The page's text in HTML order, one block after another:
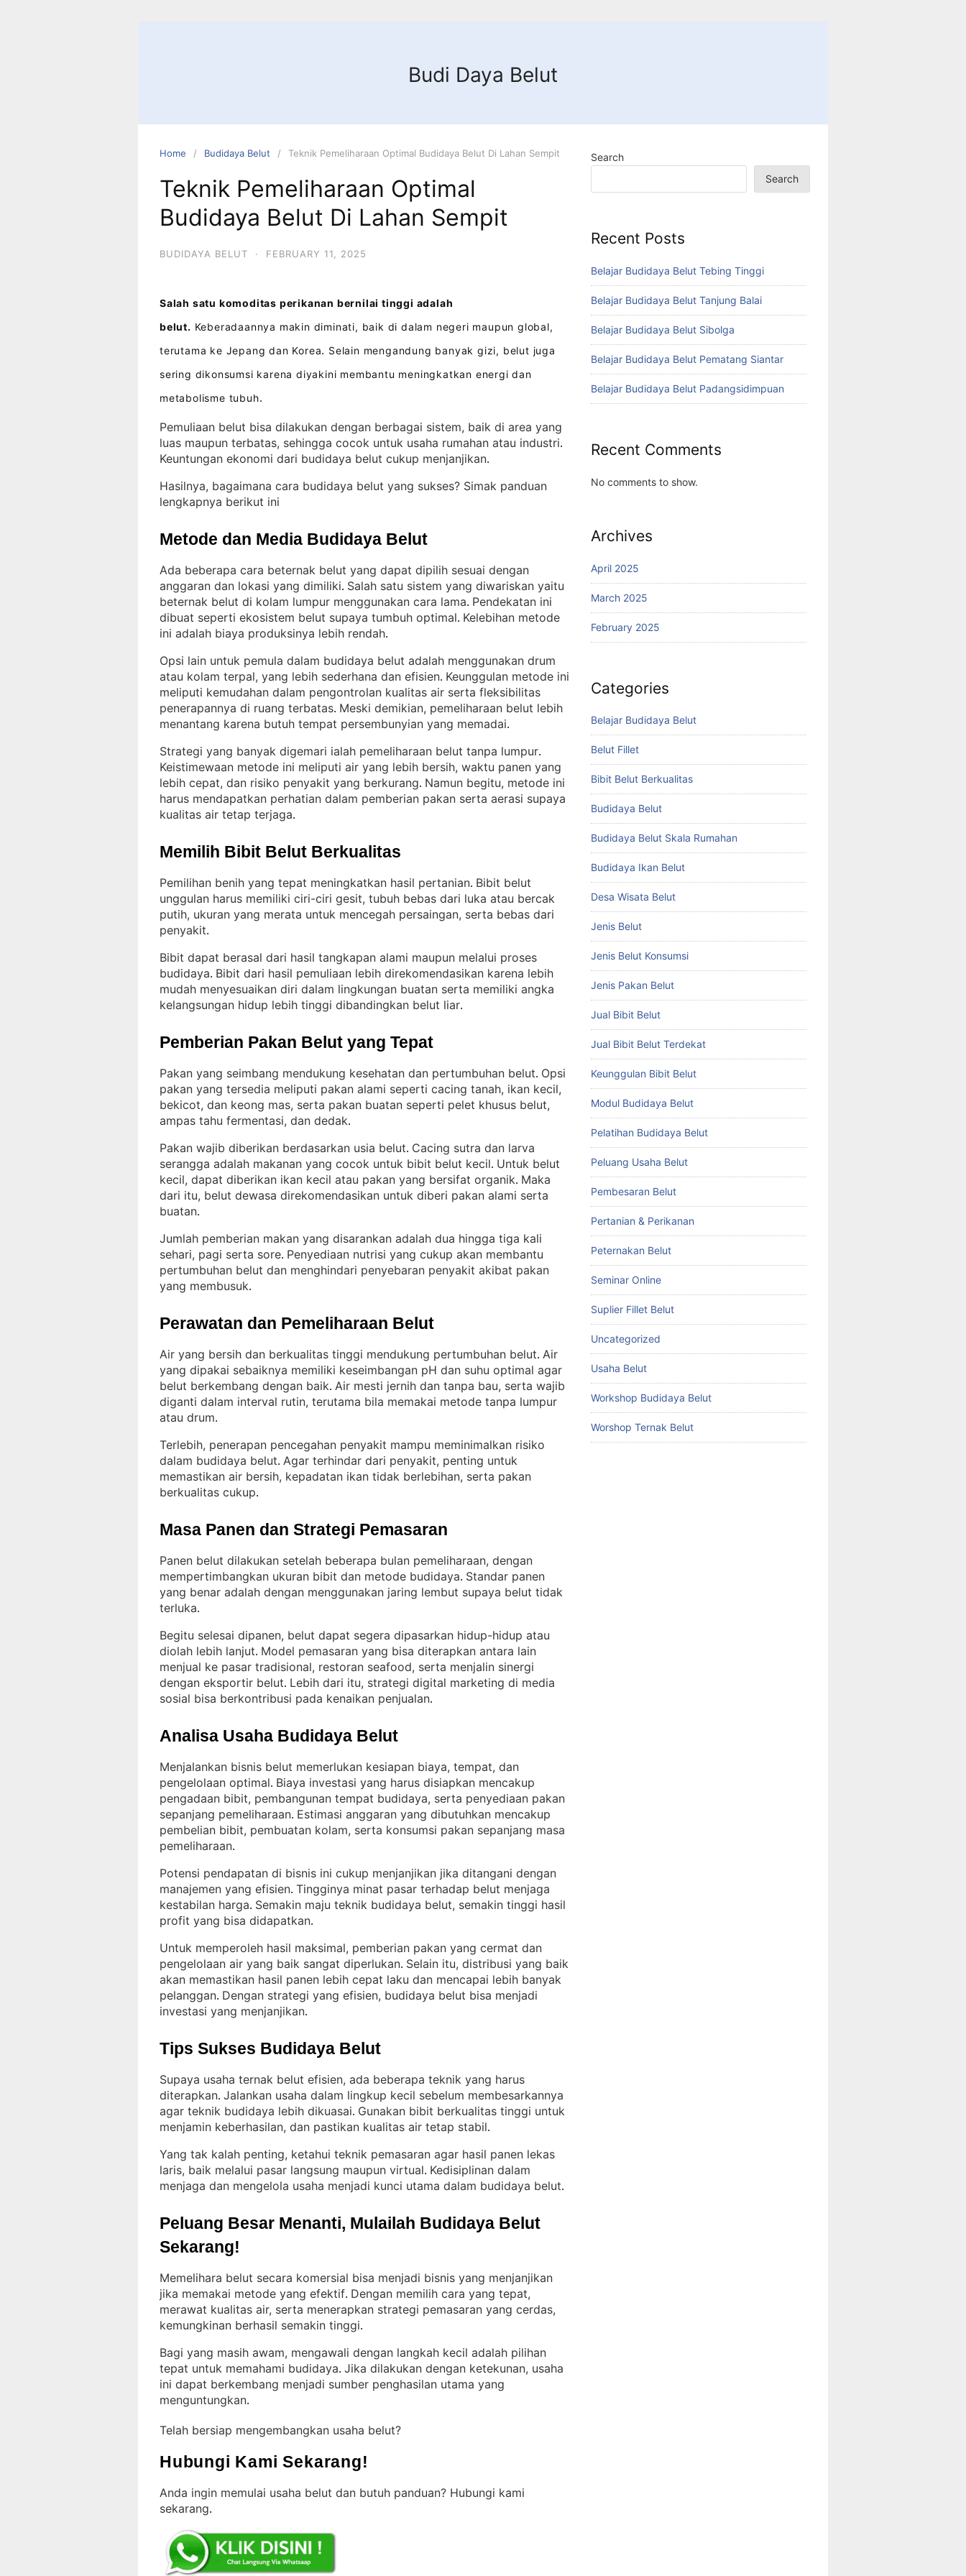
Budi Daya Belut
Home Budidaya Belut Teknik Pemeliharaan Optimal Budidaya Belut Di Lahan Sempit
Teknik Pemeliharaan Optimal
Budidaya Belut Di Lahan Sempit
BUDIDAYA BELUT · FEBRUARY 11, 2025
Salah satu komoditas perikanan bernilai tinggi adalah
belut. Keberadaannya makin diminati, baik di dalam negeri maupun global,
terutama ke Jepang dan Korea. Selain mengandung banyak gizi, belut juga
sering dikonsumsi karena diyakini membantu meningkatkan energi dan
metabolisme tubuh.
Pemuliaan belut bisa dilakukan dengan berbagai sistem, baik di area yang
luas maupun terbatas, sehingga cocok untuk usaha rumahan atau industri
Keuntungan ekonomi dari budidaya belut cukup menjanjikan.
Hasilnya, bagaimana cara budidaya belut yang sukses? Simak panduan
lengkapnya berikut ini
Metode dan Media Budidaya Belut
Ada beberapa cara beternak belut yang dapat dipilih sesuai dengan
anggaran dan lokasi yang dimiliki. Salah satu sistem yang diwariskan yaitu
beternak belut di kolam lumpur menggunakan cara lama. Pendekatan ini
dibuat seperti ekosistem belut supaya tumbuh optimal. Kelebihan metode
ini adalah biaya produksinya lebih rendah.
Opsi lain untuk pemula dalam budidaya belut adalah menggunakan drum
atau kolam terpal, yang lebih sederhana dan efisien. Keunggulan metode ini
meliputi kemudahan dalam pengontrolan kualitas air serta fleksibilitas
penerapannya di ruang terbatas. Meski demikian, pemeliharaan belut lebih
menantang karena butuh tempat persembunyian yang memadai.
Strategi yang banyak digemari ialah pemeliharaan belut tanpa lumpur
Keistimewaan metode ini meliputi air yang lebih bersih, waktu panen yang
lebih cepat, dan risiko penyakit yang berkurang. Namun begitu, metode ini
harus mendapatkan perhatian dalam pemberian pakan serta aerasi supaya
kualitas air tetap terjaga.
Memilih Bibit Belut Berkualitas
Pemilihan benih yang tepat meningkatkan hasil pertanian. Bibit belut
unggulan harus memiliki ciri-ciri gesit, tubuh bebas dari luka atau bercak
putih, ukuran yang merata untuk mencegah persaingan, serta bebas dari
penyakit.
Bibit dapat berasal dari hasil tangkapan alami maupun melalui proses
budidaya. Bibit dari hasil pemuliaan lebih direkomendasikan karena lebih
mudah menyesuaikan diri dalam lingkungan buatan serta memiliki angka
kelangsungan hidup lebih tinggi dibandingkan belut liar.
Pemberian Pakan Belut yang Tepat
Pakan yang seimbang mendukung kesehatan dan pertumbuhan belut. Opsi
pakan yang tersedia meliputi pakan alami seperti cacing tanah, ikan kecil,
bekicot, dan keong mas, serta pakan buatan seperti pelet khusus belut,
ampas tahu fermentasi, dan dedak.
Pakan wajib diberikan berdasarkan usia belut. Cacing sutra dan larva
serangga adalah makanan yang cocok untuk bibit belut kecil. Untuk belut
kecil, dapat diberikan ikan kecil atau pakan yang bersifat organik. Maka
dari itu, belut dewasa direkomendasikan untuk diberi pakan alami serta
buatan.
Jumlah pemberian makan yang disarankan adalah dua hingga tiga kali
sehari, pagi serta sore. Penyediaan nutrisi yang cukup akan membantu
pertumbuhan belut dan menghindari penyebaran penyakit akibat pakan
yang membusuk.
Perawatan dan Pemeliharaan Belut
Air yang bersih dan berkualitas tinggi mendukung pertumbuhan belut. Air
yang dipakai sebaiknya memiliki keseimbangan pH dan suhu optimal agar
belut berkembang dengan baik. Air mesti jernih dan tanpa bau, serta wajib
diganti dalam interval rutin, terutama bila memakai metode tanpa lumpur
atau drum.
Terlebih, penerapan pencegahan penyakit mampu meminimalkan risiko
dalam budidaya belut. Agar terhindar dari penyakit, penting untuk
memastikan air bersih, kepadatan ikan tidak berlebihan, serta pakan
berkualitas cukup.
Masa Panen dan Strategi Pemasaran
Panen belut dilakukan setelah beberapa bulan pemeliharaan, dengan
mempertimbangkan ukuran bibit dan metode budidaya. Standar panen
yang benar adalah dengan menggunakan jaring lembut supaya belut tidak
terluka.
Begitu selesai dipanen, belut dapat segera dipasarkan hidup-hidup atau
diolah lebih lanjut. Model pemasaran yang bisa diterapkan antara lain
menjual ke pasar tradisional, restoran seafood, serta menjalin sinergi
dengan eksportir belut. Lebih dari itu, strategi digital marketing di media
sosial bisa berkontribusi pada kenaikan penjualan.
Analisa Usaha Budidaya Belut
Menjalankan bisnis belut memerlukan kesiapan biaya, tempat, dan
pengelolaan optimal. Biaya investasi yang harus disiapkan mencakup
pengadaan bibit, pembangunan tempat budidaya, serta penyediaan pakan
sepanjang pemeliharaan. Estimasi anggaran yang dibutuhkan mencakup
pembelian bibit, pembuatan kolam, serta konsumsi pakan sepanjang masa
pemeliharaan.
Potensi pendapatan di bisnis ini cukup menjanjikan jika ditangani dengan
manajemen yang efisien. Tingginya minat pasar terhadap belut menjaga
kestabilan harga. Semakin maju teknik budidaya belut, semakin tinggi hasil
profit yang bisa didapatkan.
Untuk memperoleh hasil maksimal, pemberian pakan yang cermat dan
pengelolaan air yang baik sangat diperlukan. Selain itu, distribusi yang baik
akan memastikan hasil panen lebih cepat laku dan mencapai lebih banyak
pelanggan. Dengan strategi yang efisien, budidaya belut bisa menjadi
investasi yang menjanjikan.
Tips Sukses Budidaya Belut
Supaya usaha ternak belut efisien, ada beberapa teknik yang harus
diterapkan. Jalankan usaha dalam lingkup kecil sebelum membesarkannya
agar teknik budidaya lebih dikuasai. Gunakan bibit berkualitas tinggi untuk
menjamin keberhasilan, dan pastikan kualitas air tetap stabil.
Yang tak kalah penting, ketahui teknik pemasaran agar hasil panen lekas
laris, baik melalui pasar langsung maupun virtual. Kedisiplinan dalam
menjaga dan mengelola usaha menjadi kunci utama dalam budidaya belut.
Peluang Besar Menanti, Mulailah Budidaya Belut
Sekarang!
Memelihara belut secara komersial bisa menjadi bisnis yang menjanjikan
jika memakai metode yang efektif. Dengan memilih cara yang tepat,
merawat kualitas air, serta menerapkan strategi pemasaran yang cerdas,
kemungkinan berhasil semakin tinggi.
Bagi yang masih awam, mengawali dengan langkah kecil adalah pilihan
tepat untuk memahami budidaya. Jika dilakukan dengan ketekunan, usaha
ini dapat berkembang menjadi sumber penghasilan utama yang
menguntungkan.
Telah bersiap mengembangkan usaha belut?
Hubungi Kami Sekarang!
Anda ingin memulai usaha belut dan butuh panduan? Hubungi kami
sekarang.
Search
Search
Recent Posts
Belajar Budidaya Belut Tebing Tinggi
Belajar Budidaya Belut Tanjung Balai
Belajar Budidaya Belut Sibolga
Belajar Budidaya Belut Pematang Siantar
Belajar Budidaya Belut Padangsidimpuan
Recent Comments
No comments to show.
Archives
April 2025
March 2025
February 2025
Categories
Belajar Budidaya Belut
Belut Fillet
Bibit Belut Berkualitas
Budidaya Belut
Budidaya Belut Skala Rumahan
Budidaya Ikan Belut
Desa Wisata Belut
Jenis Belut
Jenis Belut Konsumsi
Jenis Pakan Belut
Jual Bibit Belut
Jual Bibit Belut Terdekat
Keunggulan Bibit Belut
Modul Budidaya Belut
Pelatihan Budidaya Belut
Peluang Usaha Belut
Pembesaran Belut
Pertanian & Perikanan
Peternakan Belut
Seminar Online
Suplier Fillet Belut
Uncategorized
Usaha Belut
Workshop Budidaya Belut
Worshop Ternak Belut